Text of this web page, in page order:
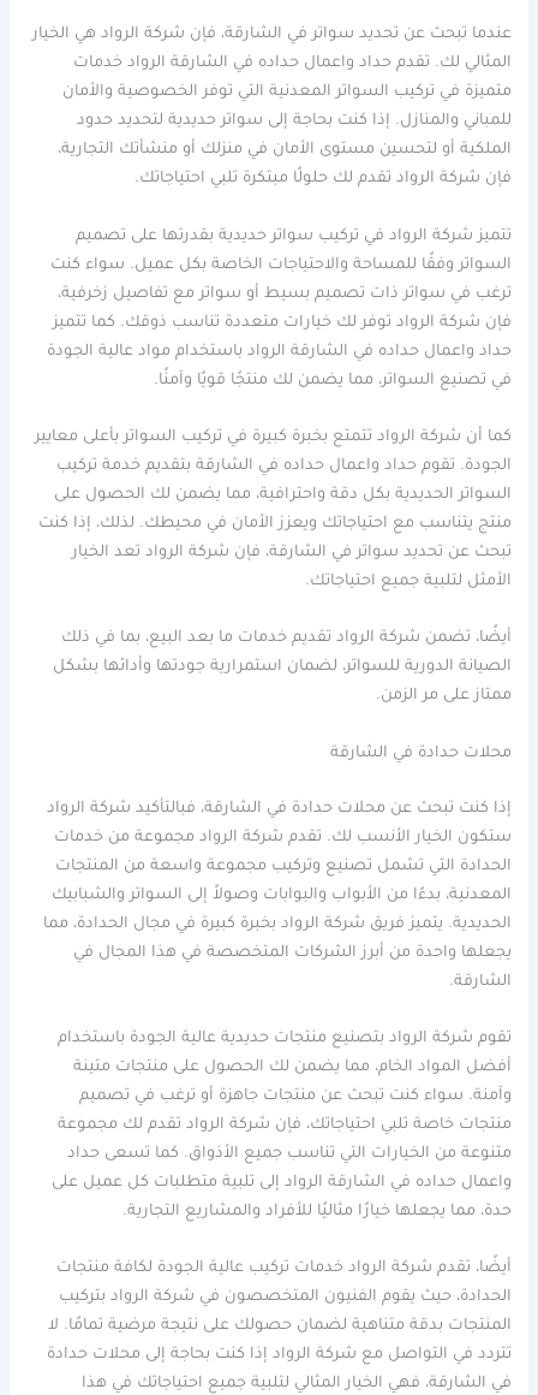
عندما تبحث عن تحديد سواتر في الشارقة، فإن شركة الرواد هي الخيار
المثالي لك. تقدم حداد واعمال حداده في الشارقة الرواد خدمات
متميزة في تركيب السواتر المعدنية التي توفر الخصوصية والأمان
للمباني والمنازل. إذا كنت بحاجة إلى سواتر حديدية لتحديد حدود
الملكية أو لتحسين مستوى الأمان في منزلك أو منشأتك التجارية،
فإن شركة الرواد تقدم لك حلولًا مبتكرة تلبي احتياجاتك.
تتميز شركة الرواد في تركيب سواتر حديدية بقدرتها على تصميم
السواتر وفقًا للمساحة والاحتياجات الخاصة بكل عميل. سواء كنت
ترغب في سواتر ذات تصميم بسيط أو سواتر مع تفاصيل زخرفية،
فإن شركة الرواد توفر لك خيارات متعددة تناسب ذوقك. كما تتميز
حداد واعمال حداده في الشارقة الرواد باستخدام مواد عالية الجودة
في تصنيع السواتر، مما يضمن لك منتجًا قويًا وآمنًا.
كما أن شركة الرواد تتمتع بخبرة كبيرة في تركيب السواتر بأعلى معايير
الجودة. تقوم حداد واعمال حداده في الشارقة بتقديم خدمة تركيب
السواتر الحديدية بكل دقة واحترافية، مما يضمن لك الحصول على
منتج يتناسب مع احتياجاتك ويعزز الأمان في محيطك. لذلك، إذا كنت
تبحث عن تحديد سواتر في الشارقة، فإن شركة الرواد تعد الخيار
الأمثل لتلبية جميع احتياجاتك.
أيضًا، تضمن شركة الرواد تقديم خدمات ما بعد البيع، بما في ذلك
الصيانة الدورية للسواتر، لضمان استمرارية جودتها وأدائها بشكل
ممتاز على مر الزمن.
محلات حدادة في الشارقة
إذا كنت تبحث عن محلات حدادة في الشارقة، فبالتأكيد شركة الرواد
ستكون الخيار الأنسب لك. تقدم شركة الرواد مجموعة من خدمات
الحدادة التي تشمل تصنيع وتركيب مجموعة واسعة من المنتجات
المعدنية، بدءًا من الأبواب والبوابات وصولاً إلى السواتر والشبابيك
الحديدية. يتميز فريق شركة الرواد بخبرة كبيرة في مجال الحدادة، مما
يجعلها واحدة من أبرز الشركات المتخصصة في هذا المجال في
الشارقة.
تقوم شركة الرواد بتصنيع منتجات حديدية عالية الجودة باستخدام
أفضل المواد الخام، مما يضمن لك الحصول على منتجات متينة
وآمنة. سواء كنت تبحث عن منتجات جاهزة أو ترغب في تصميم
منتجات خاصة تلبي احتياجاتك، فإن شركة الرواد تقدم لك مجموعة
متنوعة من الخيارات التي تناسب جميع الأذواق. كما تسعى حداد
واعمال حداده في الشارقة الرواد إلى تلبية متطلبات كل عميل على
حدة، مما يجعلها خيارًا مثاليًا للأفراد والمشاريع التجارية.
أيضًا، تقدم شركة الرواد خدمات تركيب عالية الجودة لكافة منتجات
الحدادة، حيث يقوم الفنيون المتخصصون في شركة الرواد بتركيب
المنتجات بدقة متناهية لضمان حصولك على نتيجة مرضية تمامًا. لا
تتردد في التواصل مع شركة الرواد إذا كنت بحاجة إلى محلات حدادة
في الشارقة، فهي الخيار المثالي لتلبية جميع احتياجاتك في هذا